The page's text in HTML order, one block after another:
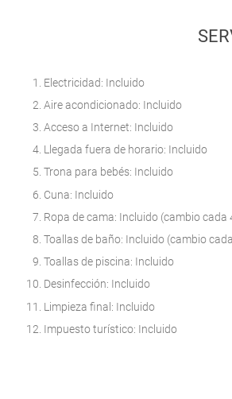
Electricidad: Incluido
Aire acondicionado: Incluido
Acceso a Internet: Incluido
Llegada fuera de horario: Incluido
Trona para bebés: Incluido
Cuna: Incluido
Ropa de cama: Incluido (cambio cada
Toallas de baño: Incluido (cambio
Toallas de piscina: Incluido
Desinfección: Incluido
Limpieza final: Incluido
Impuesto turístico: Incluido